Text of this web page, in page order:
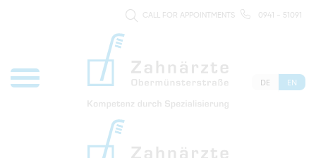
CALL FOR APPOINTMENTS 0941 - 51091
DE EN